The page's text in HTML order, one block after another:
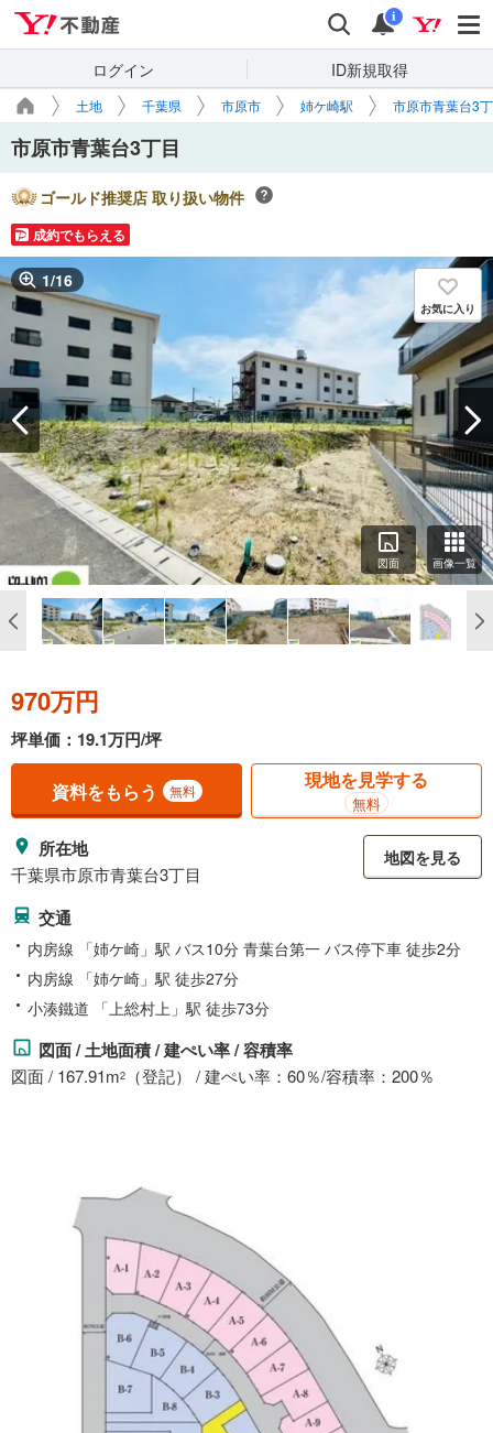
検索 通知
i
ログイン ID新規取得
土地 千葉県 市原市 姉ケ崎駅 市原市青葉台3
市原市青葉台3丁目
ゴールド推奨店 取り扱い物件
成約でもらえる
1/16
お気に入り
図面 画像一覧
970万円
坪単価：19.1万円/坪
資料をもらう 無料 現地を見学する
無料
所在地
千葉県市原市青葉台3丁目
地図を見る
交通
内房線 「姉ケ崎」駅 バス10分 青葉台第一 バス停下車 徒歩2分
内房線 「姉ケ崎」駅 徒歩27分
小湊鐵道 「上総村上」駅 徒歩73分
図面 / 土地面積 / 建ぺい率 / 容積率
図面 / 167.91m2 （登記） / 建ぺい率：60％/容積率：200％